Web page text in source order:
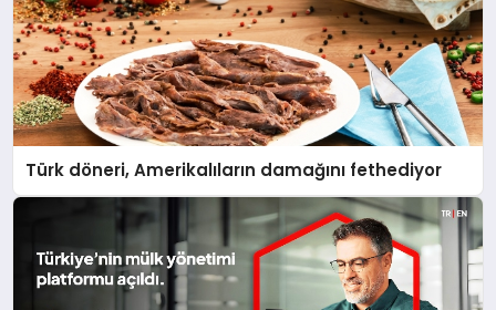
Türk döneri, Amerikalıların damağını fethediyor